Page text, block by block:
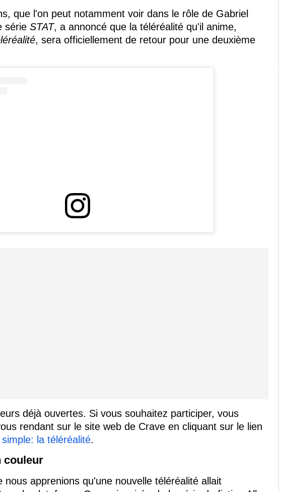
que l'on peut notamment voir dans le rôle de Gabriel
série STAT, a annoncé que la téléréalité qu'il anime,
, sera officiellement de retour pour une deuxième
déjà ouvertes. Si vous souhaitez participer, vous
rendant sur le site web de Crave en cliquant sur le lien
la téléréalité.
couleur
nous apprenions qu'une nouvelle téléréalité allait